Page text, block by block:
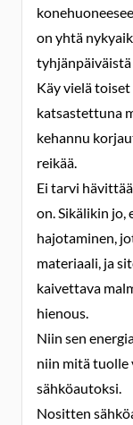
on yhtä
Käy vielä
katsastettuna
kehannu
reikää.
Ei tarvi
on. Sikälikin jo,
hajotaminen,
materiaali, ja
kaivettava
hienous.
Niin sen
niin mitä tuolle
sähköautoksi.
Nositten